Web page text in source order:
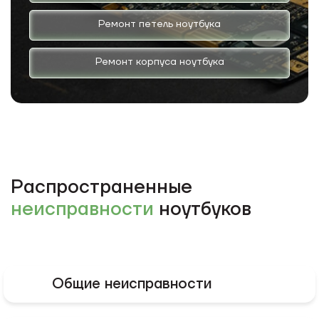
Ремонт петель ноутбука
Ремонт корпуса ноутбука
Распространенные
неисправности ноутбуков
Общие неисправности